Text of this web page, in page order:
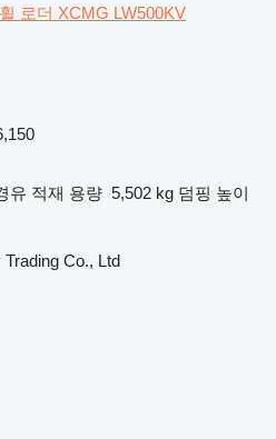
휠 로더 XCMG LW500KV
유 적재 용량 5,502 kg 덤핑 높이
Co., Ltd